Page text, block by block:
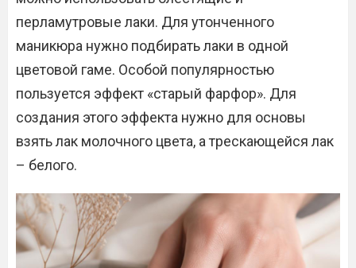
перламутровые лаки. Для утонченного
маникюра нужно подбирать лаки в одной
цветовой гаме. Особой популярностью
пользуется эффект «старый фарфор». Для
создания этого эффекта нужно для основы
взять лак молочного цвета, а трескающейся лак
– белого.